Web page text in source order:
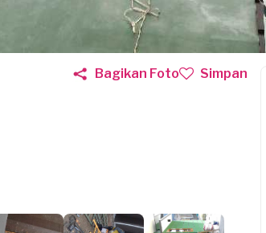
Bagikan Foto Simpan